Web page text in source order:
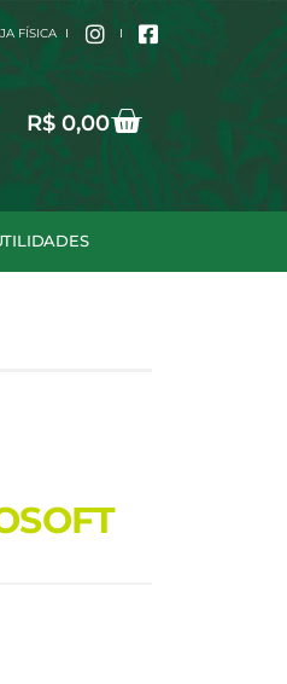
FÍSICA
R$ 0,00Cart